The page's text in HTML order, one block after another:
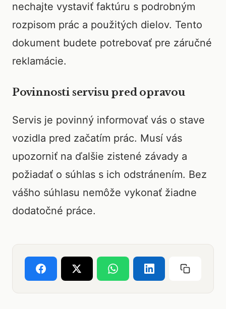
nechajte vystaviť faktúru s podrobným
rozpisom prác a použitých dielov. Tento
dokument budete potrebovať pre záručné
reklamácie.
Povinnosti servisu pred opravou
Servis je povinný informovať vás o stave
vozidla pred začatím prác. Musí vás
upozorniť na ďalšie zistené závady a
požiadať o súhlas s ich odstránením. Bez
vášho súhlasu nemôže vykonať žiadne
dodatočné práce.